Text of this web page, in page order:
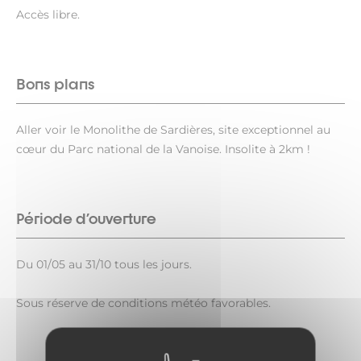
Accès libre.
Bons plans
Aller voir le Monolithe de Sardières, site exceptionnel au
cœur du Parc national de la Vanoise. Insolite à 2km !
Période d'ouverture
Du 01/05 au 31/10 tous les jours.
Sous réserve de conditions météo favorables.